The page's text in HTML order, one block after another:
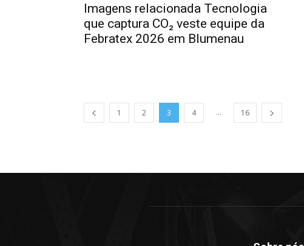
Imagens relacionada Tecnologia
que captura CO₂ veste equipe da
Febratex 2026 em Blumenau
1 2 3 4 ... 16